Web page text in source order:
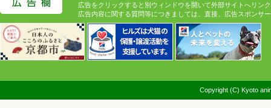
広告をクリックすると別ウィンドウを開いて外部サイトへリン
広告内容に関する質問等につきましては、直接、広告スポンサ
Copyright (C) Kyoto